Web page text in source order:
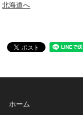
北海道へ
ホーム